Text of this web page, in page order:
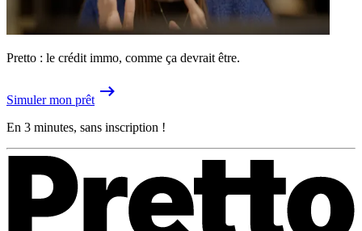
Pretto : le crédit immo, comme ça devrait être.
Simuler mon prêt
En 3 minutes, sans inscription !